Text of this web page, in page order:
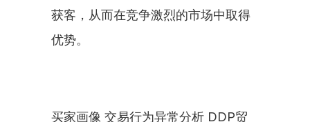
获客，从而在竞争激烈的市场中取得
优势。
买家画像 交易行为异常分析 DDP贸